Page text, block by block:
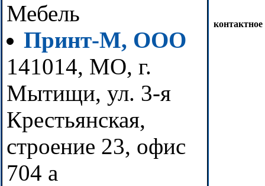
Мебель
Принт-М, ООО
141014, МО, г.
Мытищи, ул. 3-я
Крестьянская,
строение 23, офис
704 а